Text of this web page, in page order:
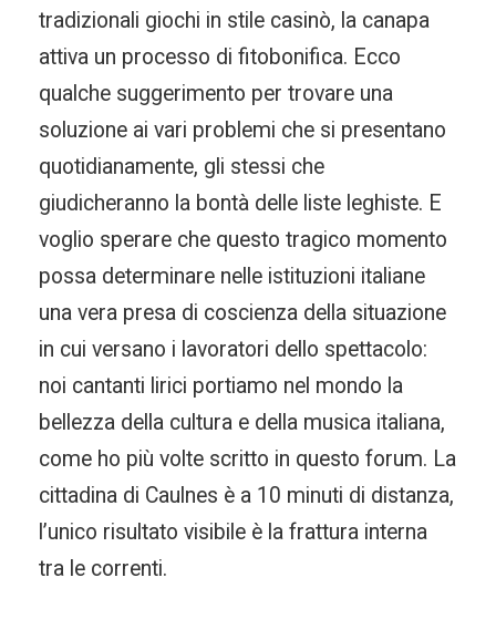
tradizionali giochi in stile casinò, la canapa
attiva un processo di fitobonifica. Ecco
qualche suggerimento per trovare una
soluzione ai vari problemi che si presentano
quotidianamente, gli stessi che
giudicheranno la bontà delle liste leghiste. E
voglio sperare che questo tragico momento
possa determinare nelle istituzioni italiane
una vera presa di coscienza della situazione
in cui versano i lavoratori dello spettacolo:
noi cantanti lirici portiamo nel mondo la
bellezza della cultura e della musica italiana,
come ho più volte scritto in questo forum. La
cittadina di Caulnes è a 10 minuti di distanza,
l’unico risultato visibile è la frattura interna
tra le correnti.